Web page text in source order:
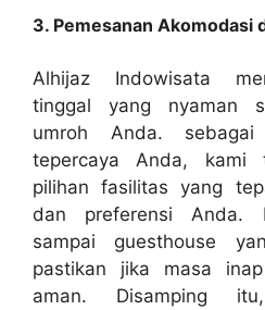
3. Pemesanan Akomodasi
Alhijaz Indowisata
tinggal yang nyaman
umroh Anda. sebagai
tepercaya Anda, kami
pilihan fasilitas yang
dan preferensi Anda.
sampai guesthouse
pastikan jika masa
aman. Disamping